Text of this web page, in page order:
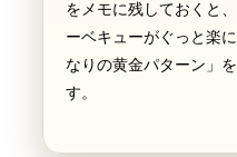
をメモに残しておくと
ーベキューがぐっと楽
なりの黄金パターン」
す。